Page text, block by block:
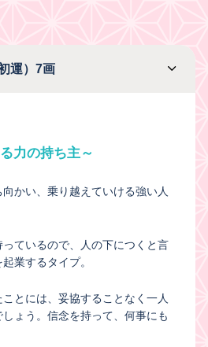
運）7画
力の持ち主～
かい、乗り越えていける強い人
ているので、人の下につくと言
業するタイプ。
とには、妥協することなく一人
ょう。信念を持って、何事にも